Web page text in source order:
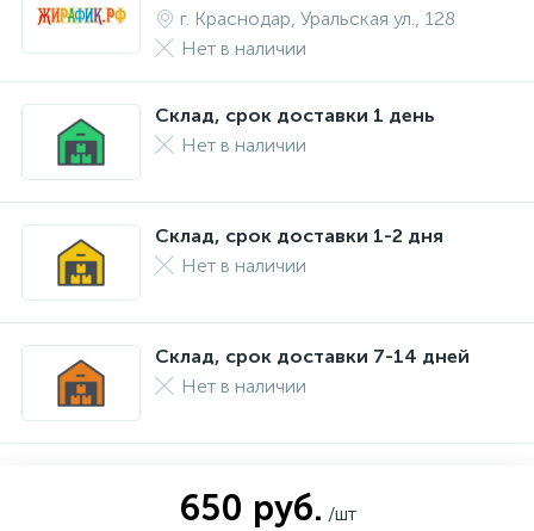
г. Краснодар, Уральская ул., 128
Нет в наличии
Склад, срок доставки 1 день
Нет в наличии
Склад, срок доставки 1-2 дня
Нет в наличии
Склад, срок доставки 7-14 дней
Нет в наличии
650 руб. /шт